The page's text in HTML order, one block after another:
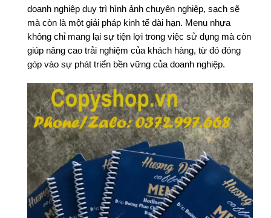
doanh nghiệp duy trì hình ảnh chuyên nghiệp, sạch sẽ
mà còn là một giải pháp kinh tế dài hạn. Menu nhựa
không chỉ mang lại sự tiện lợi trong việc sử dụng mà còn
giúp nâng cao trải nghiệm của khách hàng, từ đó đóng
góp vào sự phát triển bền vững của doanh nghiệp.